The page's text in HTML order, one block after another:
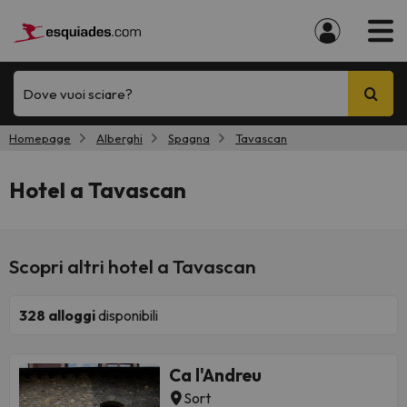
Dove vuoi sciare?
Homepage Alberghi Spagna Tavascan
Hotel a Tavascan
Scopri altri hotel a Tavascan
328 alloggidisponibili
Ca l'Andreu
Sort